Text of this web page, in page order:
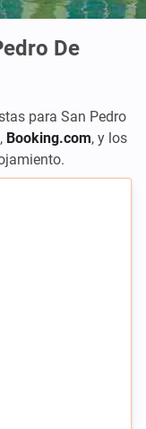
De
para San Pedro
, Booking.com, y los